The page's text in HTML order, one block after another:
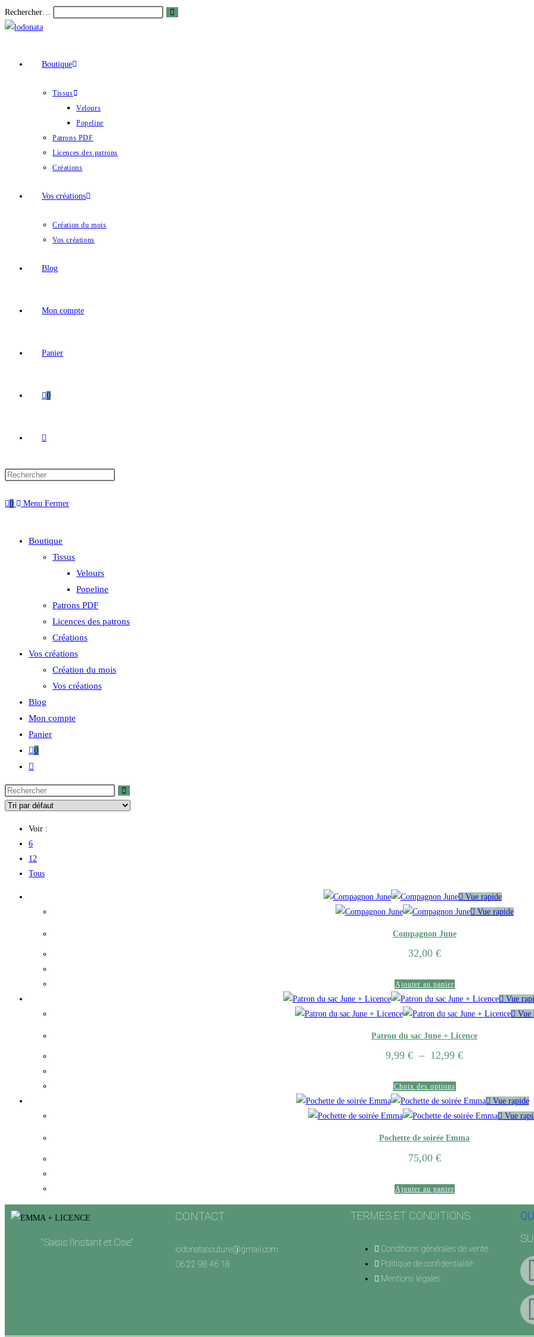
Rechercher…
Boutique
Tissus
Velours
Popeline
Patrons PDF
Licences des patrons
Créations
Vos créations
Création du mois
Vos créations
Blog
Mon compte
Panier
0
0 Menu Fermer
Boutique
Tissus
Velours
Popeline
Patrons PDF
Licences des patrons
Créations
Vos créations
Création du mois
Vos créations
Blog
Mon compte
Panier
0
Voir :
6
12
Tous
Vue rapide
Vue rapide
Compagnon June
32,00 €
Ajouter au panier
Vue
Vue
Patron du sac June + Licence
9,99 € – 12,99 €
Choix des options
Vue rapide
Vue
Pochette de soirée Emma
75,00 €
Ajouter au panier
"Saisis l'instant et Ose"
CONTACT
lodonatacouture@gmail.com
06 22 98 46 18
TERMES ET CONDITIONS
Conditions générales de vente
Politique de confidentialité
Mentions légales